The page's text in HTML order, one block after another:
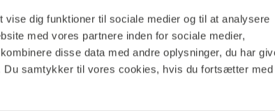
dig funktioner til sociale medier og til at analysere
med vores partnere inden for sociale medier,
disse data med andre oplysninger, du har
Du samtykker til vores cookies, hvis du fortsætter med
Coffea Robusta med en mild kaffesmag. Den
sanser og giver dig et sandt øjeblik af